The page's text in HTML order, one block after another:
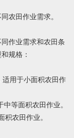
农田作业需求。
作业需求和农田条
规格：
适用于小面积农田作
等面积农田作业。
积农田作业。